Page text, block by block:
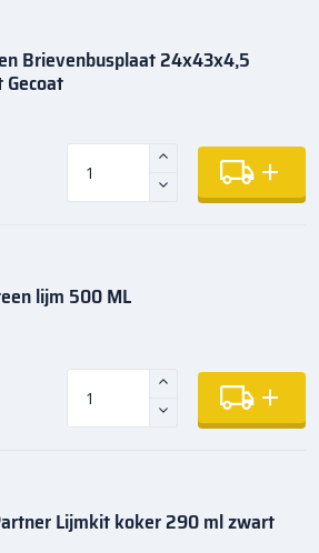
Brievenbusplaat 24x43x4,5
lijm 500 ML
Lijmkit koker 290 ml zwart